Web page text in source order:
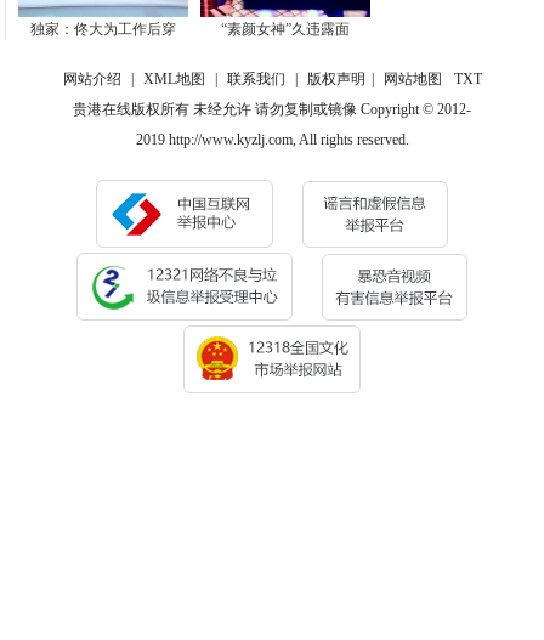
独家：佟大为工作后穿 “素颜女神”久违露面
网站介绍 XML地图 联系我们 版权声明 网站地图
TXT
贵港在线版权所有 未经允许 请勿复制或镜像 Copyright © 2012-
2019 http://www.kyzlj.com, All rights reserved.